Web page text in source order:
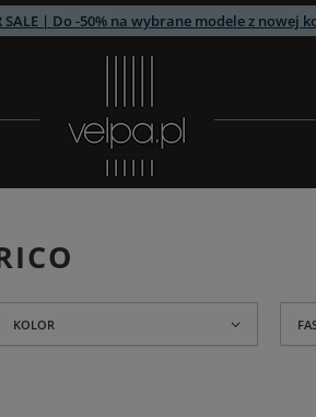
SALE | Do -50% na wybrane modele z nowej
KOLOR